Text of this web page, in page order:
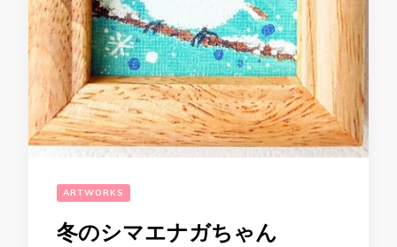
ARTWORKS
冬のシマエナガちゃん